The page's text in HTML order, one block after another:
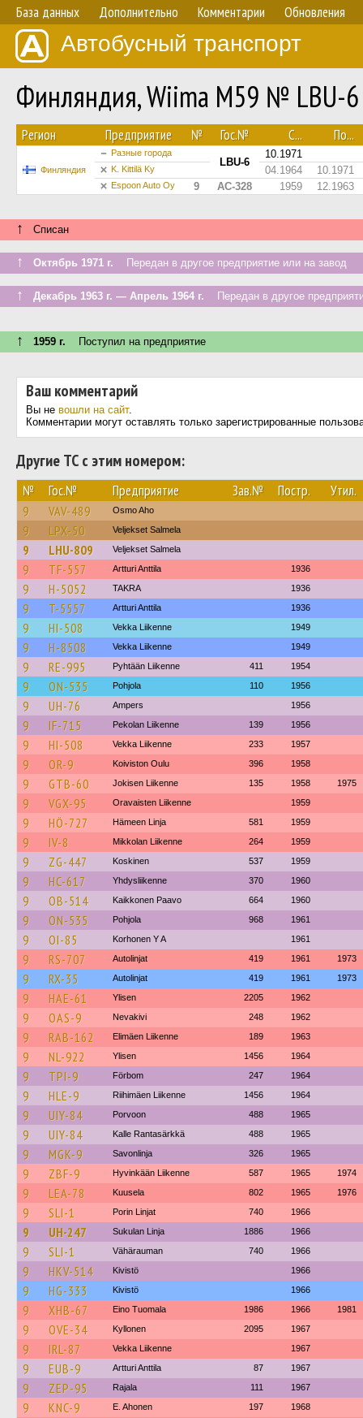
База данных Дополнительно Комментарии Обновления
Автобусный транспорт
Финляндия, Wiima M59 № LBU-6
Регион Предприятие № Гос.№ С... По...
Финляндия
Разные города
LBU-6
10.1971
K. Kittilä Ky 04.1964 10.1971
Espoon Auto Oy 9 AC-328 1959 12.1963
↑ Списан
↑ Октябрь 1971 г. Передан в другое предприятие или на завод
↑ Декабрь 1963 г. — Апрель 1964 г. Передан в другое
↑ 1959 г. Поступил на предприятие
Ваш комментарий
Вы не вошли на сайт.
Комментарии могут оставлять только зарегистрированные
Другие ТС с этим номером:
№ Гос.№ Предприятие Зав.№ Постр. Утил.
9 VAV-489 Osmo Aho
9 LPX-50 Veljekset Salmela
9 LHU-809 Veljekset Salmela
9 TF-557 Artturi Anttila 1936
9 H-5052 TAKRA 1936
9 T-5557 Artturi Anttila 1936
9 HI-508 Vekka Liikenne 1949
9 H-8508 Vekka Liikenne 1949
9 RE-995 Pyhtään Liikenne 411 1954
9 ON-535 Pohjola 110 1956
9 UH-76 Ampers 1956
9 IF-715 Pekolan Liikenne 139 1956
9 HI-508 Vekka Liikenne 233 1957
9 OR-9 Koiviston Oulu 396 1958
9 GTB-60 Jokisen Liikenne 135 1958 1975
9 VGX-95 Oravaisten Liikenne 1959
9 HÖ-727 Hämeen Linja 581 1959
9 IV-8 Mikkolan Liikenne 264 1959
9 ZG-447 Koskinen 537 1959
9 HC-617 Yhdysliikenne 370 1960
9 OB-514 Kaikkonen Paavo 664 1960
9 ON-535 Pohjola 968 1961
9 OI-85 Korhonen Y A 1961
9 RS-707 Autolinjat 419 1961 1973
9 RX-35 Autolinjat 419 1961 1973
9 HAE-61 Ylisen 2205 1962
9 OAS-9 Nevakivi 248 1962
9 RAB-162 Elimäen Liikenne 189 1963
9 NL-922 Ylisen 1456 1964
9 TPI-9 Förbom 247 1964
9 HLE-9 Riihimäen Liikenne 1456 1964
9 UIY-84 Porvoon 488 1965
9 UIY-84 Kalle Rantasärkkä 488 1965
9 MGK-9 Savonlinja 326 1965
9 ZBF-9 Hyvinkään Liikenne 587 1965 1974
9 LEA-78 Kuusela 802 1965 1976
9 SLI-1 Porin Linjat 740 1966
9 UH-247 Sukulan Linja 1886 1966
9 SLI-1 Vähärauman 740 1966
9 HKV-514 Kivistö 1966
9 HG-333 Kivistö 1966
9 XHB-67 Eino Tuomala 1986 1966 1981
9 OVE-34 Kyllonen 2095 1967
9 IRL-87 Vekka Liikenne 1967
9 EUB-9 Artturi Anttila 87 1967
9 ZEP-95 Rajala 111 1967
9 KNC-9 E. Ahonen 197 1968